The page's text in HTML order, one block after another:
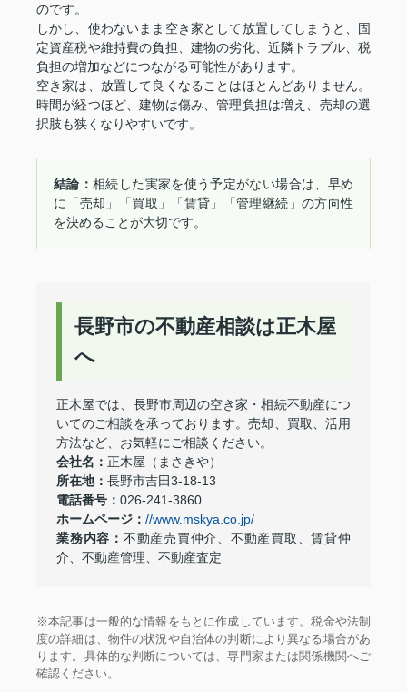
のです。
しかし、使わないまま空き家として放置してしまうと、固
定資産税や維持費の負担、建物の劣化、近隣トラブル、税
負担の増加などにつながる可能性があります。
空き家は、放置して良くなることはほとんどありません。
時間が経つほど、建物は傷み、管理負担は増え、売却の選
択肢も狭くなりやすいです。
結論：相続した実家を使う予定がない場合は、早め
に「売却」「買取」「賃貸」「管理継続」の方向性
を決めることが大切です。
長野市の不動産相談は正木屋
へ
正木屋では、長野市周辺の空き家・相続不動産につ
いてのご相談を承っております。売却、買取、活用
方法など、お気軽にご相談ください。
会社名： 正木屋（まさきや）
所在地： 長野市吉田3-18-13
電話番号： 026-241-3860
ホームページ： //www.mskya.co.jp/
業務内容： 不動産売買仲介、不動産買取、賃貸仲
介、不動産管理、不動産査定
※本記事は一般的な情報をもとに作成しています。税金や法制
度の詳細は、物件の状況や自治体の判断により異なる場合があ
ります。具体的な判断については、専門家または関係機関へご
確認ください。